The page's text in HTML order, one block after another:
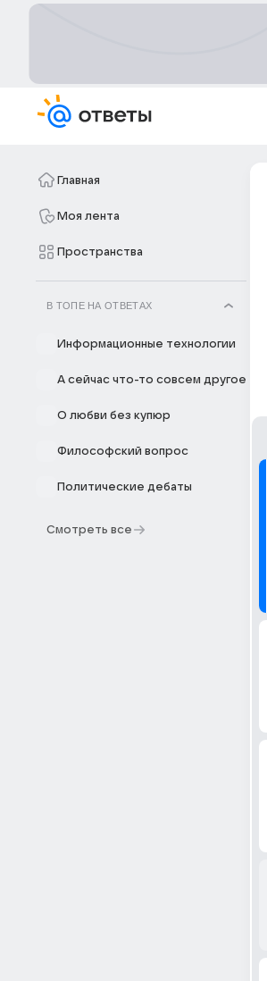
Главная
Моя лента
Пространства
В ТОПЕ НА ОТВЕТАХ
Информационные технологии
А сейчас что-то совсем другое
О любви без купюр
Философский вопрос
Политические дебаты
Смотреть все